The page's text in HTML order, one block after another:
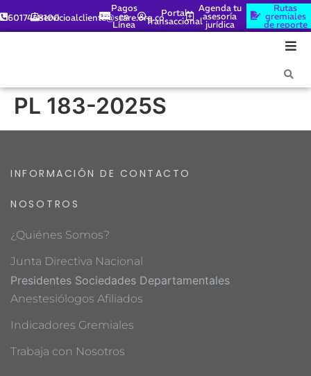
6017448100servicioalcliente@scare.org.co
Pagos
en
Línea
Portal
Transaccional
Agenda tu
asesoría
jurídica
Rutas
gremiales
de reporte
PL 183-2025S
INFORMACIÓN DE CONTACTO
NOSOTROS
¿Quiénes Somos?
Junta Directiva Nacional
Presidentes Sociedades Departamentales
Anestesiólogos Afiliados
Indicadores Gremiales
Trabaja con Nosotros